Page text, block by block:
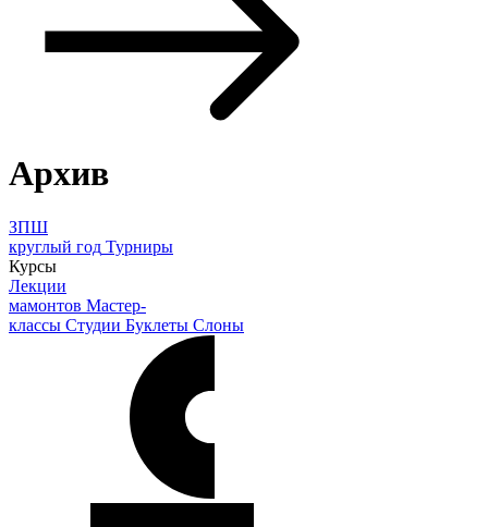
Архив
ЗПШ
круглый год Турниры
Курсы
Лекции
мамонтов Мастер-
классы Студии Буклеты Слоны